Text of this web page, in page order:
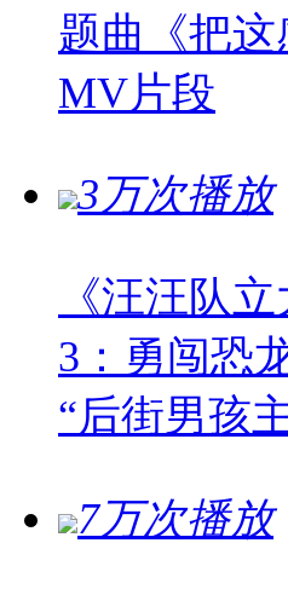
题曲《把这
MV片段
3万次播放
《汪汪队
3：勇闯恐
“后街男孩
7万次播放